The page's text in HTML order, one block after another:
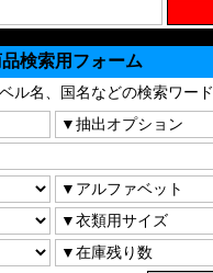
検索用フォーム
ル名、国名などの検索ワード